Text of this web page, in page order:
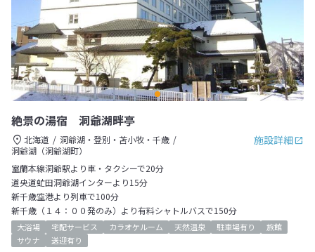
絶景の湯宿 洞爺湖畔亭
施設詳細
北海道
洞爺湖・登別・苫小牧・千歳
洞爺湖（洞爺湖町）
室蘭本線洞爺駅より車・タクシーで20分
道央道虻田洞爺湖インターより15分
新千歳空港より列車で100分
新千歳（１４：００発のみ）より有料シャトルバスで150分
大浴場 宅配サービス カラオケルーム 天然温泉 駐車場有り
旅館
サウナ
送迎有り